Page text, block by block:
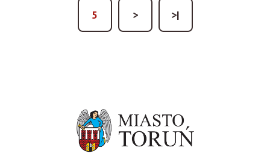
Page
5
Następna
strona
>
Ostatnia
strona
>|